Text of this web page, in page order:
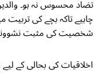
تضاد محسوس نہ ہو۔
چاہیے تاکہ بچے کی تربیت
شخصیت کی مثبت
اخلاقیات کی بحالی کے لیے